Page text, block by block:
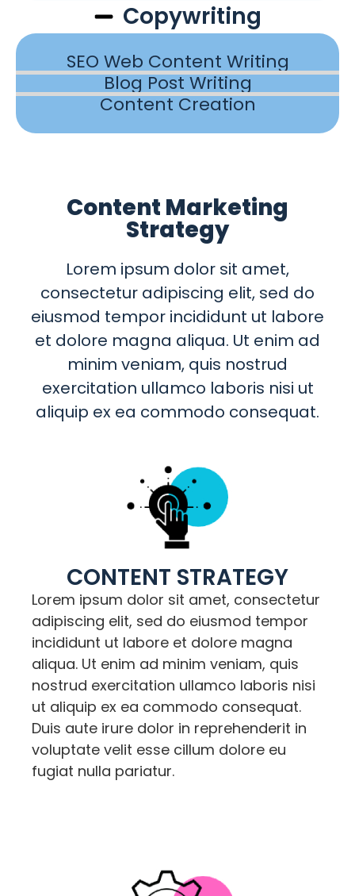
Copywriting
SEO Web Content Writing
Blog Post Writing
Content Creation
Content Marketing
Strategy
Lorem ipsum dolor sit amet,
consectetur adipiscing elit, sed do
eiusmod tempor incididunt ut labore
et dolore magna aliqua. Ut enim ad
minim veniam, quis nostrud
exercitation ullamco laboris nisi ut
aliquip ex ea commodo consequat.
CONTENT STRATEGY
Lorem ipsum dolor sit amet, consectetur
adipiscing elit, sed do eiusmod tempor
incididunt ut labore et dolore magna
aliqua. Ut enim ad minim veniam, quis
nostrud exercitation ullamco laboris nisi
ut aliquip ex ea commodo consequat.
Duis aute irure dolor in reprehenderit in
voluptate velit esse cillum dolore eu
fugiat nulla pariatur.